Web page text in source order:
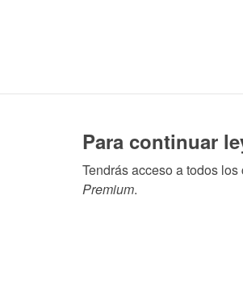
Para continuar
Tendrás acceso a todos
Premium.